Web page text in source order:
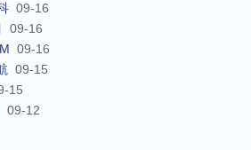
09-16
09-16
09-16
09-15
15
09-12